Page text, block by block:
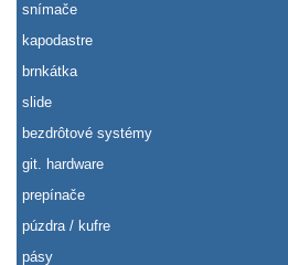
snímače
kapodastre
brnkátka
slide
bezdrôtové systémy
git. hardware
prepínače
púzdra / kufre
pásy